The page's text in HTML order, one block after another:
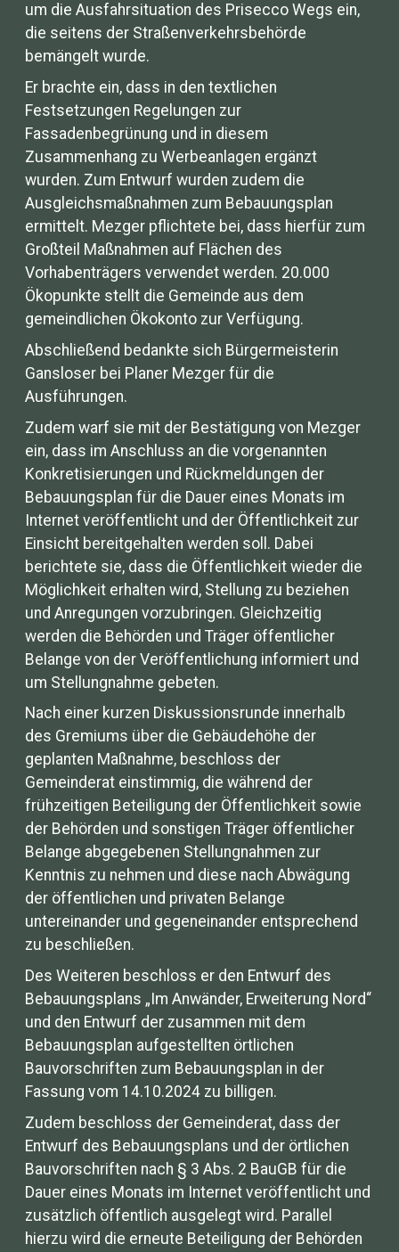
um die Ausfahrsituation des Prisecco Wegs ein,
die seitens der Straßenverkehrsbehörde
bemängelt wurde.
Er brachte ein, dass in den textlichen
Festsetzungen Regelungen zur
Fassadenbegrünung und in diesem
Zusammenhang zu Werbeanlagen ergänzt
wurden. Zum Entwurf wurden zudem die
Ausgleichsmaßnahmen zum Bebauungsplan
ermittelt. Mezger pflichtete bei, dass hierfür zum
Großteil Maßnahmen auf Flächen des
Vorhabenträgers verwendet werden. 20.000
Ökopunkte stellt die Gemeinde aus dem
gemeindlichen Ökokonto zur Verfügung.
Abschließend bedankte sich Bürgermeisterin
Gansloser bei Planer Mezger für die
Ausführungen.
Zudem warf sie mit der Bestätigung von Mezger
ein, dass im Anschluss an die vorgenannten
Konkretisierungen und Rückmeldungen der
Bebauungsplan für die Dauer eines Monats im
Internet veröffentlicht und der Öffentlichkeit zur
Einsicht bereitgehalten werden soll. Dabei
berichtete sie, dass die Öffentlichkeit wieder die
Möglichkeit erhalten wird, Stellung zu beziehen
und Anregungen vorzubringen. Gleichzeitig
werden die Behörden und Träger öffentlicher
Belange von der Veröffentlichung informiert und
um Stellungnahme gebeten.
Nach einer kurzen Diskussionsrunde innerhalb
des Gremiums über die Gebäudehöhe der
geplanten Maßnahme, beschloss der
Gemeinderat einstimmig, die während der
frühzeitigen Beteiligung der Öffentlichkeit sowie
der Behörden und sonstigen Träger öffentlicher
Belange abgegebenen Stellungnahmen zur
Kenntnis zu nehmen und diese nach Abwägung
der öffentlichen und privaten Belange
untereinander und gegeneinander entsprechend
zu beschließen.
Des Weiteren beschloss er den Entwurf des
Bebauungsplans „Im Anwänder, Erweiterung Nord“
und den Entwurf der zusammen mit dem
Bebauungsplan aufgestellten örtlichen
Bauvorschriften zum Bebauungsplan in der
Fassung vom 14.10.2024 zu billigen.
Zudem beschloss der Gemeinderat, dass der
Entwurf des Bebauungsplans und der örtlichen
Bauvorschriften nach § 3 Abs. 2 BauGB für die
Dauer eines Monats im Internet veröffentlicht und
zusätzlich öffentlich ausgelegt wird. Parallel
hierzu wird die erneute Beteiligung der Behörden